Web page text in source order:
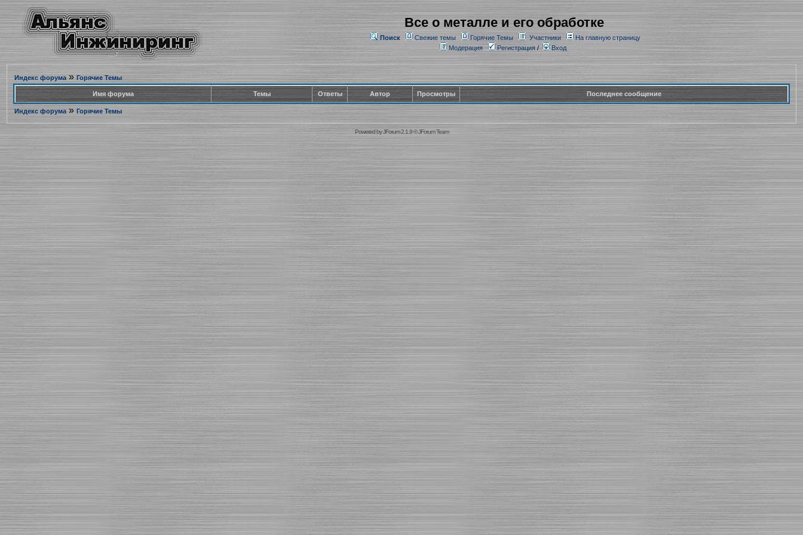
Все о металле и его обработке
Поиск Свежие темы Горячие Темы Участники
На главную страницу
Модерация
Регистрация/ Вход
Индекс форума» Горячие Темы
Имя форума Темы Ответы Автор Просмотры Последнее сообщение
Индекс форума» Горячие Темы
Powered byJForum 2.1.9©JForum Team